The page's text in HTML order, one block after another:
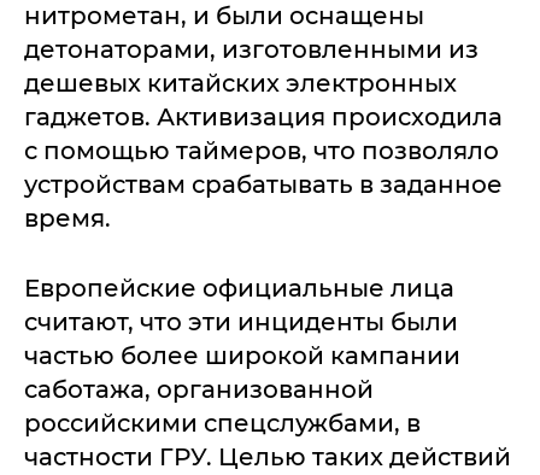
нитрометан, и были оснащены
детонаторами, изготовленными из
дешевых китайских электронных
гаджетов. Активизация происходила
с помощью таймеров, что позволяло
устройствам срабатывать в заданное
время.
Европейские официальные лица
считают, что эти инциденты были
частью более широкой кампании
саботажа, организованной
российскими спецслужбами, в
частности ГРУ. Целью таких действий